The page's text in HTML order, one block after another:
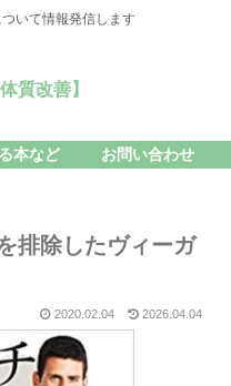
いて情報発信します
質改善】
本など お問い合わせ
排除したヴィーガ
2020.02.04 2026.04.04